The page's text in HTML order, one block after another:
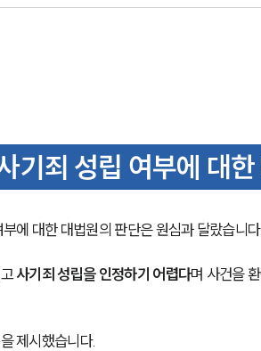
기죄 성립 여부에 대
에 대한 대법원의 판단은 원심과 달랐습니다.
고 사기죄 성립을 인정하기 어렵다며 사건을
제시했습니다.